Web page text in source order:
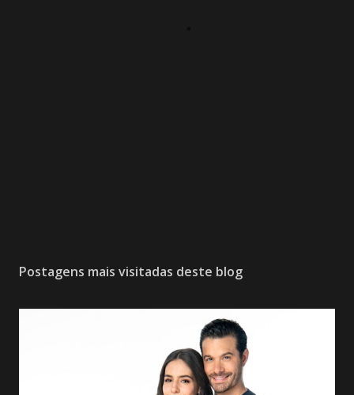
Postagens mais visitadas deste blog